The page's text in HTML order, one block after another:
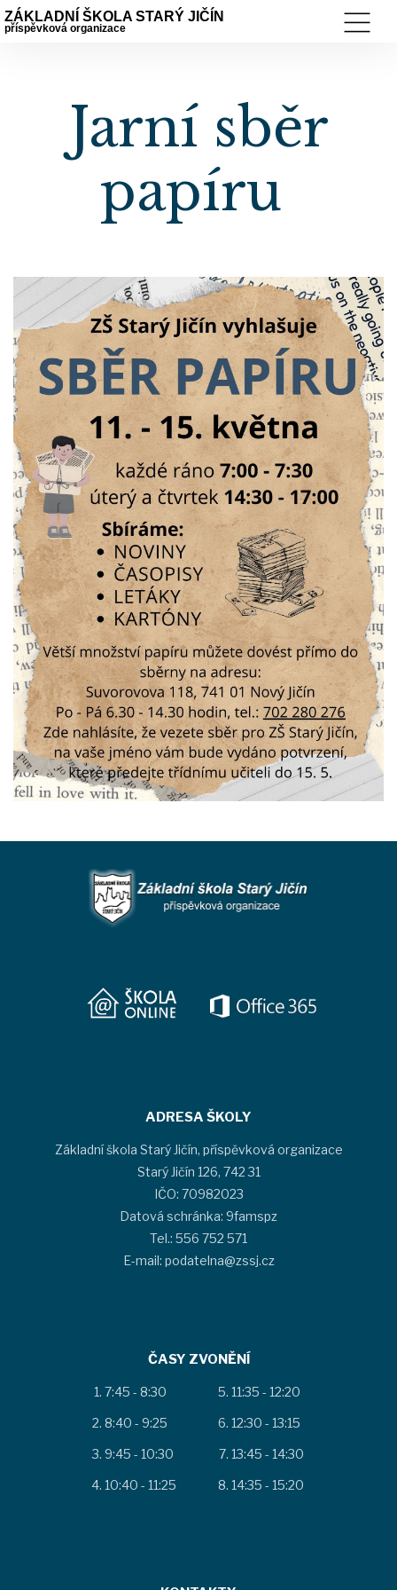
ZÁKLADNÍ ŠKOLA STARÝ JIČÍN
příspěvková organizace
Jarní sběr
papíru
ADRESA ŠKOLY
Základní škola Starý Jičín, příspěvková organizace
Starý Jičín 126, 742 31
IČO: 70982023
Datová schránka: 9famspz
Tel.: 556 752 571
E-mail: podatelna@zssj.cz
ČASY ZVONĚNÍ
7:45 - 8:30
8:40 - 9:25
9:45 - 10:30
10:40 - 11:25
11:35 - 12:20
12:30 - 13:15
13:45 - 14:30
14:35 - 15:20